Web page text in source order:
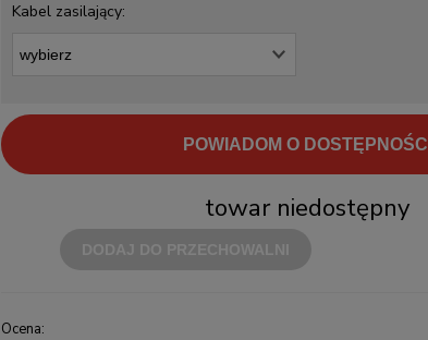
Kabel zasilający:
POWIADOM O DOSTĘPNOŚCI
towar niedostępny
Ocena: